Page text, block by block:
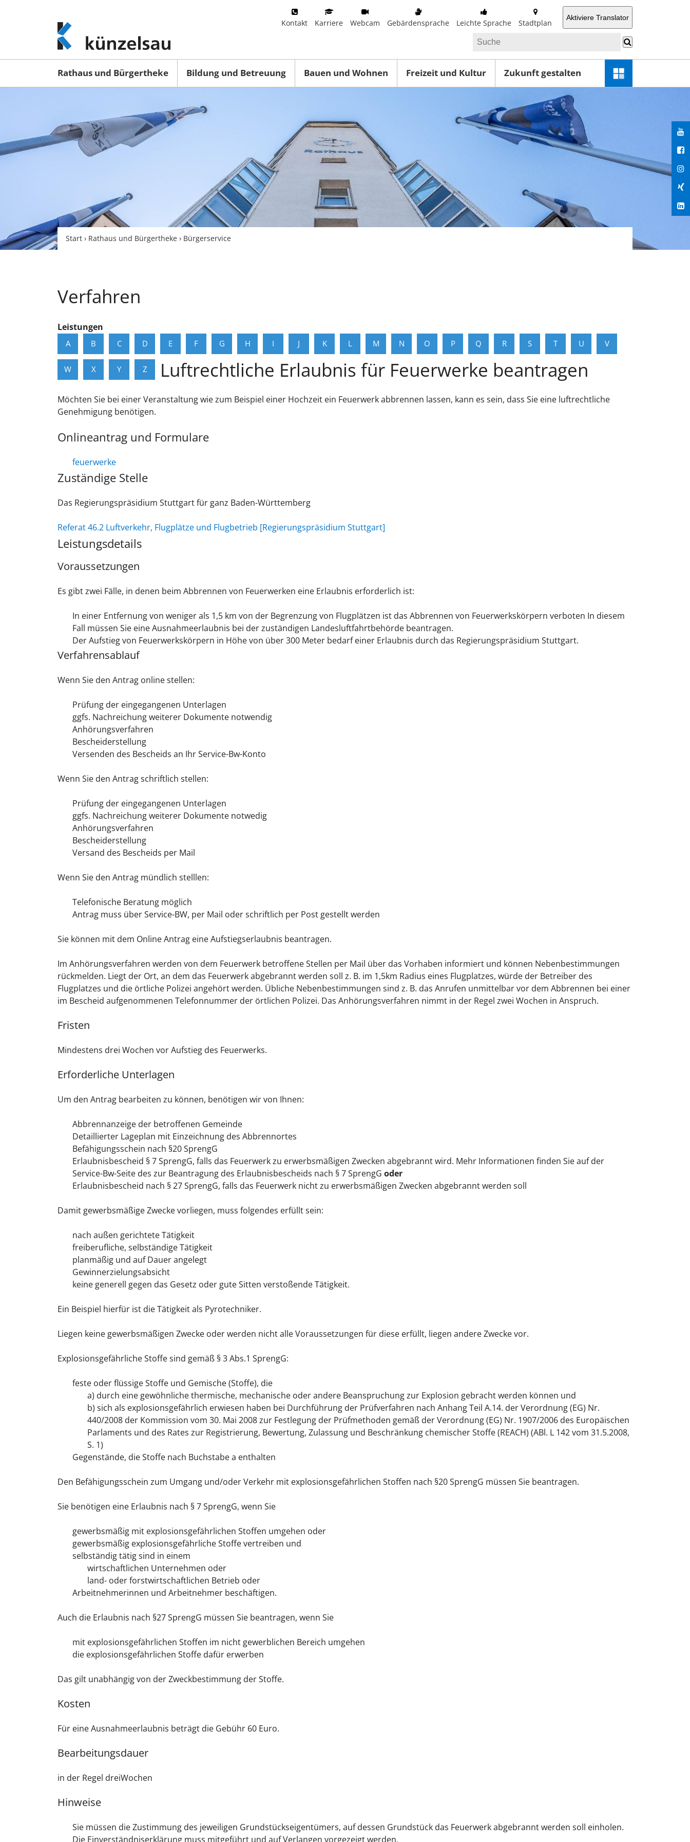
www.kuenzelsau.de
(zur
Startseite)
Kontakt Karriere Webcam Gebärdensprache Leichte Sprache Stadtplan
Aktiviere Translator
Rathaus und Bürgertheke Bildung und Betreuung Bauen und Wohnen Freizeit und Kultur Zukunft gestalten
Schnellzugriff-
Menü
Start › Rathaus und Bürgertheke › Bürgerservice
Verfahren
Leistungen
A B C D E F G H I J K L M N O P Q R S T U V
W X Y Z Luftrechtliche Erlaubnis für Feuerwerke beantragen
Möchten Sie bei einer Veranstaltung wie zum Beispiel einer Hochzeit ein Feuerwerk abbrennen lassen, kann es sein, dass Sie eine luftrechtliche
Genehmigung benötigen.
Onlineantrag und Formulare
feuerwerke
Zuständige Stelle
Das Regierungspräsidium Stuttgart für ganz Baden-Württemberg
Referat 46.2 Luftverkehr, Flugplätze und Flugbetrieb [Regierungspräsidium Stuttgart]
Leistungsdetails
Voraussetzungen
Es gibt zwei Fälle, in denen beim Abbrennen von Feuerwerken eine Erlaubnis erforderlich ist:
In einer Entfernung von weniger als 1,5 km von der Begrenzung von Flugplätzen ist das Abbrennen von Feuerwerkskörpern verboten In diesem
Fall müssen Sie eine Ausnahmeerlaubnis bei der zuständigen Landesluftfahrtbehörde beantragen.
Der Aufstieg von Feuerwerkskörpern in Höhe von über 300 Meter bedarf einer Erlaubnis durch das Regierungspräsidium Stuttgart.
Verfahrensablauf
Wenn Sie den Antrag online stellen:
Prüfung der eingegangenen Unterlagen
ggfs. Nachreichung weiterer Dokumente notwendig
Anhörungsverfahren
Bescheiderstellung
Versenden des Bescheids an Ihr Service-Bw-Konto
Wenn Sie den Antrag schriftlich stellen:
Prüfung der eingegangenen Unterlagen
ggfs. Nachreichung weiterer Dokumente notwedig
Anhörungsverfahren
Bescheiderstellung
Versand des Bescheids per Mail
Wenn Sie den Antrag mündlich stelllen:
Telefonische Beratung möglich
Antrag muss über Service-BW, per Mail oder schriftlich per Post gestellt werden
Sie können mit dem Online Antrag eine Aufstiegserlaubnis beantragen.
Im Anhörungsverfahren werden von dem Feuerwerk betroffene Stellen per Mail über das Vorhaben informiert und können Nebenbestimmungen
rückmelden. Liegt der Ort, an dem das Feuerwerk abgebrannt werden soll z. B. im 1,5km Radius eines Flugplatzes, würde der Betreiber des
Flugplatzes und die örtliche Polizei angehört werden. Übliche Nebenbestimmungen sind z. B. das Anrufen unmittelbar vor dem Abbrennen bei einer
im Bescheid aufgenommenen Telefonnummer der örtlichen Polizei. Das Anhörungsverfahren nimmt in der Regel zwei Wochen in Anspruch.
Fristen
Mindestens drei Wochen vor Aufstieg des Feuerwerks.
Erforderliche Unterlagen
Um den Antrag bearbeiten zu können, benötigen wir von Ihnen:
Abbrennanzeige der betroffenen Gemeinde
Detaillierter Lageplan mit Einzeichnung des Abbrennortes
Befähigungsschein nach §20 SprengG
Erlaubnisbescheid § 7 SprengG, falls das Feuerwerk zu erwerbsmäßigen Zwecken abgebrannt wird. Mehr Informationen finden Sie auf der
Service-Bw-Seite des zur Beantragung des Erlaubnisbescheids nach § 7 SprengG oder
Erlaubnisbescheid nach § 27 SprengG, falls das Feuerwerk nicht zu erwerbsmäßigen Zwecken abgebrannt werden soll
Damit gewerbsmäßige Zwecke vorliegen, muss folgendes erfüllt sein:
nach außen gerichtete Tätigkeit
freiberufliche, selbständige Tätigkeit
planmäßig und auf Dauer angelegt
Gewinnerzielungsabsicht
keine generell gegen das Gesetz oder gute Sitten verstoßende Tätigkeit.
Ein Beispiel hierfür ist die Tätigkeit als Pyrotechniker.
Liegen keine gewerbsmäßigen Zwecke oder werden nicht alle Voraussetzungen für diese erfüllt, liegen andere Zwecke vor.
Explosionsgefährliche Stoffe sind gemäß § 3 Abs.1 SprengG:
feste oder flüssige Stoffe und Gemische (Stoffe), die
a) durch eine gewöhnliche thermische, mechanische oder andere Beanspruchung zur Explosion gebracht werden können und
b) sich als explosionsgefährlich erwiesen haben bei Durchführung der Prüfverfahren nach Anhang Teil A.14. der Verordnung (EG) Nr.
440/2008 der Kommission vom 30. Mai 2008 zur Festlegung der Prüfmethoden gemäß der Verordnung (EG) Nr. 1907/2006 des Europäischen
Parlaments und des Rates zur Registrierung, Bewertung, Zulassung und Beschränkung chemischer Stoffe (REACH) (ABl. L 142 vom 31.5.2008,
S. 1)
Gegenstände, die Stoffe nach Buchstabe a enthalten
Den Befähigungsschein zum Umgang und/oder Verkehr mit explosionsgefährlichen Stoffen nach §20 SprengG müssen Sie beantragen.
Sie benötigen eine Erlaubnis nach § 7 SprengG, wenn Sie
gewerbsmäßig mit explosionsgefährlichen Stoffen umgehen oder
gewerbsmäßig explosionsgefährliche Stoffe vertreiben und
selbständig tätig sind in einem
wirtschaftlichen Unternehmen oder
land- oder forstwirtschaftlichen Betrieb oder
Arbeitnehmerinnen und Arbeitnehmer beschäftigen.
Auch die Erlaubnis nach §27 SprengG müssen Sie beantragen, wenn Sie
mit explosionsgefährlichen Stoffen im nicht gewerblichen Bereich umgehen
die explosionsgefährlichen Stoffe dafür erwerben
Das gilt unabhängig von der Zweckbestimmung der Stoffe.
Kosten
Für eine Ausnahmeerlaubnis beträgt die Gebühr 60 Euro.
Bearbeitungsdauer
in der Regel dreiWochen
Hinweise
Sie müssen die Zustimmung des jeweiligen Grundstückseigentümers, auf dessen Grundstück das Feuerwerk abgebrannt werden soll einholen.
Die Einverständniserklärung muss mitgeführt und auf Verlangen vorgezeigt werden.